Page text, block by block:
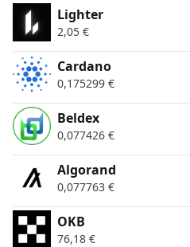
Lighter
2,05 €
Cardano
0,175299 €
Beldex
0,077426 €
Algorand
0,077763 €
OKB
76,18 €